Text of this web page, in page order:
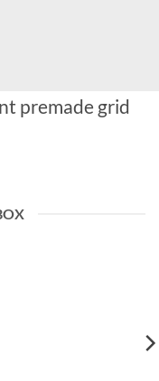
premade grid